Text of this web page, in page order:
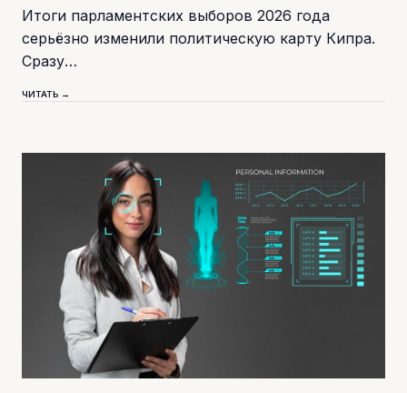
Итоги парламентских выборов 2026 года
серьёзно изменили политическую карту Кипра.
Сразу…
ЧИТАТЬ →